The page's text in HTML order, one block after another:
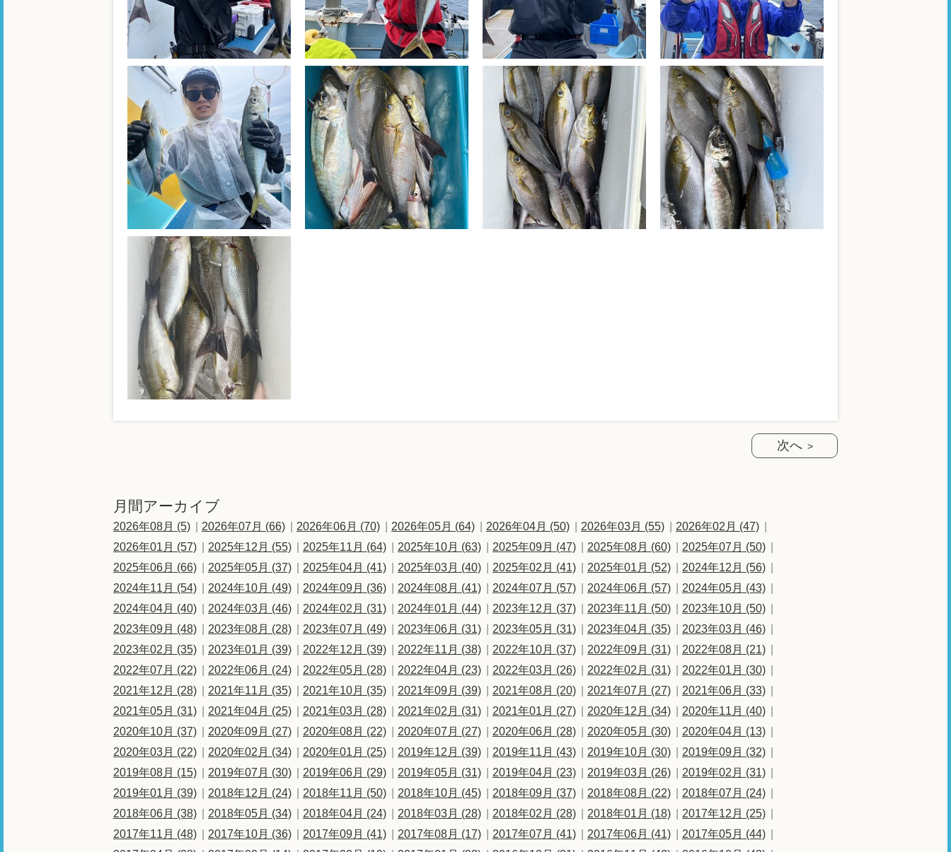
次へ
月間アーカイブ
2026年08月 (5) 2026年07月 (66) 2026年06月 (70) 2026年05月 (64) 2026年04月 (50) 2026年03月 (55)
2026年02月 (47)
2026年01月 (57)
2025年12月 (55) 2025年11月 (64) 2025年10月 (63) 2025年09月 (47) 2025年08月 (60)
2025年07月 (50)
2025年06月 (66)
2025年05月 (37) 2025年04月 (41) 2025年03月 (40) 2025年02月 (41) 2025年01月 (52)
2024年12月 (56)
2024年11月 (54)
2024年10月 (49) 2024年09月 (36) 2024年08月 (41) 2024年07月 (57) 2024年06月 (57)
2024年05月 (43)
2024年04月 (40)
2024年03月 (46) 2024年02月 (31) 2024年01月 (44) 2023年12月 (37) 2023年11月 (50)
2023年10月 (50)
2023年09月 (48)
2023年08月 (28) 2023年07月 (49) 2023年06月 (31) 2023年05月 (31) 2023年04月 (35)
2023年03月 (46)
2023年02月 (35)
2023年01月 (39) 2022年12月 (39) 2022年11月 (38) 2022年10月 (37) 2022年09月 (31)
2022年08月 (21)
2022年07月 (22)
2022年06月 (24) 2022年05月 (28) 2022年04月 (23) 2022年03月 (26) 2022年02月 (31)
2022年01月 (30)
2021年12月 (28)
2021年11月 (35) 2021年10月 (35) 2021年09月 (39) 2021年08月 (20) 2021年07月 (27)
2021年06月 (33)
2021年05月 (31)
2021年04月 (25) 2021年03月 (28) 2021年02月 (31) 2021年01月 (27) 2020年12月 (34)
2020年11月 (40)
2020年10月 (37)
2020年09月 (27) 2020年08月 (22) 2020年07月 (27) 2020年06月 (28) 2020年05月 (30)
2020年04月 (13)
2020年03月 (22)
2020年02月 (34) 2020年01月 (25) 2019年12月 (39) 2019年11月 (43) 2019年10月 (30)
2019年09月 (32)
2019年08月 (15)
2019年07月 (30) 2019年06月 (29) 2019年05月 (31) 2019年04月 (23) 2019年03月 (26)
2019年02月 (31)
2019年01月 (39)
2018年12月 (24) 2018年11月 (50) 2018年10月 (45) 2018年09月 (37) 2018年08月 (22)
2018年07月 (24)
2018年06月 (38)
2018年05月 (34) 2018年04月 (24) 2018年03月 (28) 2018年02月 (28) 2018年01月 (18)
2017年12月 (25)
2017年11月 (48)
2017年10月 (36) 2017年09月 (41) 2017年08月 (17) 2017年07月 (41) 2017年06月 (41)
2017年05月 (44)